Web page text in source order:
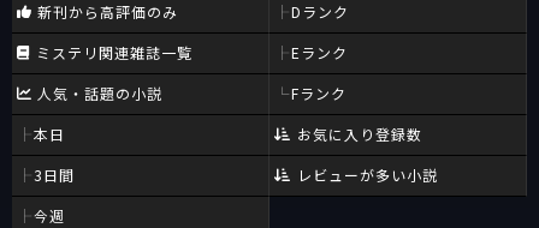
新刊から高評価のみ
ミステリ関連雑誌一覧
人気・話題の小説
本日
3日間
今週
Dランク
Eランク
Fランク
お気に入り登録数
レビューが多い小説